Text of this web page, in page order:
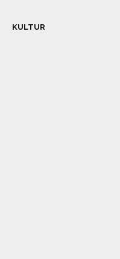
KULTUR